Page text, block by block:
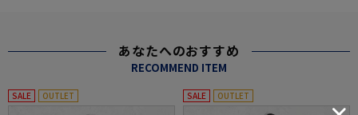
あなたへのおすすめ
RECOMMEND ITEM
SALE OUTLET SALE OUTLET